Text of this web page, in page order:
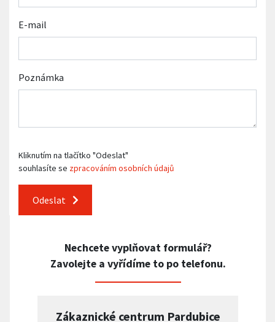
E-mail
Poznámka
Kliknutím na tlačítko "Odeslat"
souhlasíte se zpracováním osobních údajů
Odeslat
Nechcete vyplňovat formulář?
Zavolejte a vyřídíme to po telefonu.
Zákaznické centrum Pardubice